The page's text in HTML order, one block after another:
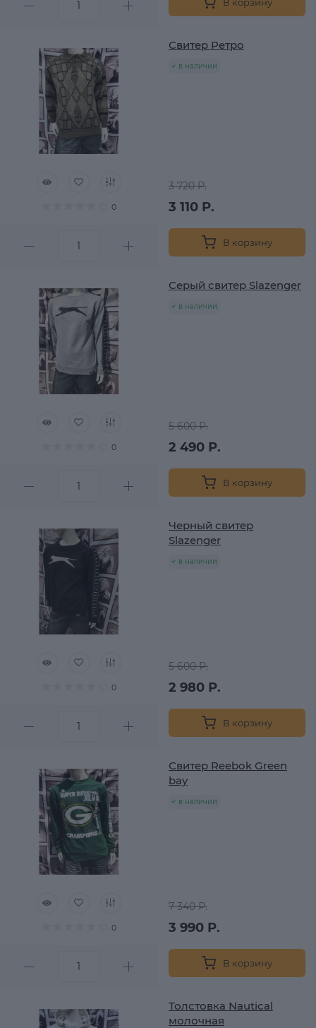
0
Свитер Ретро
в наличии
3 720 Р.
3 110 Р.
В корзину
0
Серый свитер Slazenger
в наличии
5 600 Р.
2 490 Р.
В корзину
0
Черный свитер
Slazenger
в наличии
5 600 Р.
2 980 Р.
В корзину
0
Свитер Reebok Green
bay
в наличии
7 340 Р.
3 990 Р.
В корзину
Толстовка Nautical
молочная